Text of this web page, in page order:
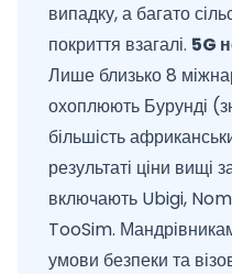
випадку, а багато
покриття взагалі. 5G
Лише близько 8
охоплюють Бурунді
більшість
результаті ціни вищі
включають Ubigi,
TooSim.
умови безпеки та